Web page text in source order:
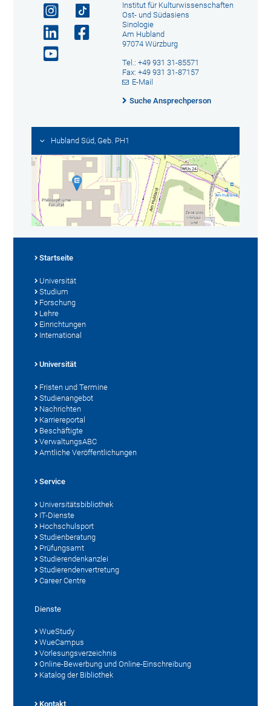
Institut für Kulturwissenschaften
Ost- und Südasiens
Sinologie
Am Hubland
97074 Würzburg
Tel.: +49 931 31-85571
Fax: +49 931 31-87157
E-Mail
Suche Ansprechperson
Hubland Süd, Geb. PH1
Startseite
Universität
Studium
Forschung
Lehre
Einrichtungen
International
Universität
Fristen und Termine
Studienangebot
Nachrichten
Karriereportal
Beschäftigte
VerwaltungsABC
Amtliche Veröffentlichungen
Service
Universitätsbibliothek
IT-Dienste
Hochschulsport
Studienberatung
Prüfungsamt
Studierendenkanzlei
Studierendenvertretung
Career Centre
Dienste
WueStudy
WueCampus
Vorlesungsverzeichnis
Online-Bewerbung und Online-Einschreibung
Katalog der Bibliothek
Kontakt